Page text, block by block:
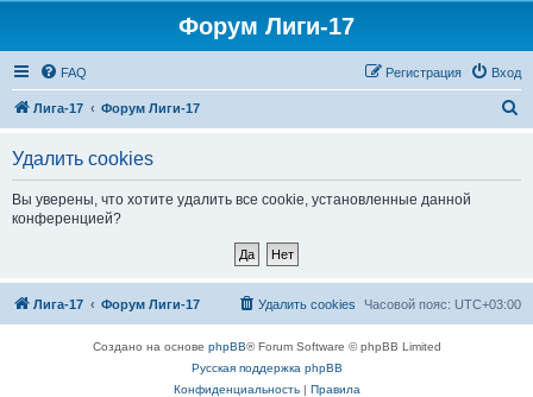
Форум Лиги-17
FAQ Вход
Регистрация
Лига-17 Форум Лиги-17
Удалить cookies
Вы уверены, что хотите удалить все cookie, установленные данной
конференцией?
Лига-17 Форум Лиги-17 Часовой пояс: UTC+03:00
Удалить cookies
Создано на основе phpBB® Forum Software © phpBB Limited
Русская поддержка phpBB
Конфиденциальность| Правила